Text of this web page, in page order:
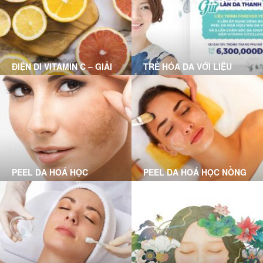
ĐIỆN DI VITAMIN C – GIẢI
PHÁP CHO LÀN DA HƯ
TỔN
TRẺ HÓA DA VỚI LIỆU
TRÌNH FOREVER YOUNG
PEEL DA HOÁ HỌC
CHUYÊN SÂU LÀ GÌ?
PEEL DA HOÁ HỌC NỒNG
ĐỘ VỪA LÀ GÌ?